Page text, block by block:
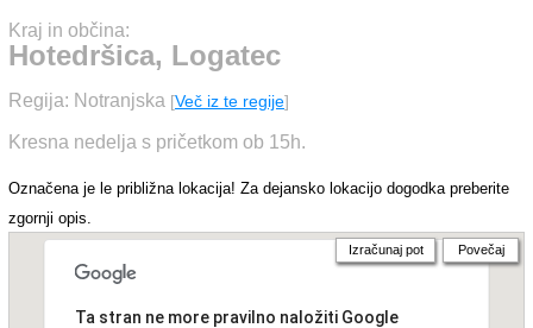
Kraj in občina:
Hotedršica, Logatec
Regija: Notranjska [Več iz te regije]
Kresna nedelja s pričetkom ob 15h.
Označena je le približna lokacija! Za dejansko lokacijo dogodka preberite
zgornji opis.
Ta stran ne more pravilno naložiti Google
Izračunaj pot Povečaj